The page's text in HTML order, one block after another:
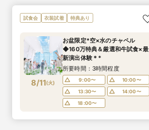
試食会 衣装試着 特典あり
8/11(火)
お盆限定*空×水のチャペル
◆160万特典＆厳選和牛試食×最
新演出体験＊*
所要時間：3時間程度
9:00〜
10:00〜
13:30〜
14:00〜
18:00〜